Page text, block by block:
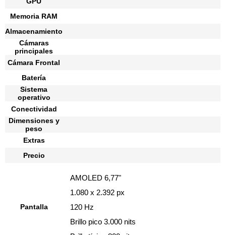
Memoria RAM
Almacenamiento
Cámaras
principales
Cámara Frontal
Batería
Sistema
operativo
Conectividad
Dimensiones y
peso
Extras
Precio
Pantalla
AMOLED 6,77"
1.080 x 2.392 px
120 Hz
Brillo pico 3.000 nits